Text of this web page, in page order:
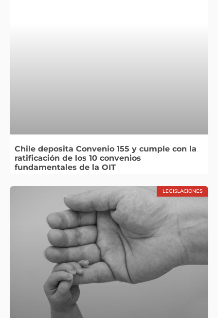
Chile deposita Convenio 155 y cumple con la
ratificación de los 10 convenios
fundamentales de la OIT
LEGISLACIONES